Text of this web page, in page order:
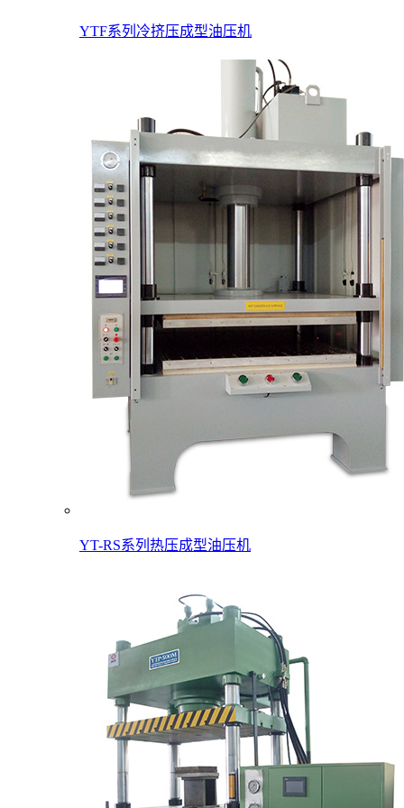
YTF系列冷挤压成型油压机
YT-RS系列热压成型油压机